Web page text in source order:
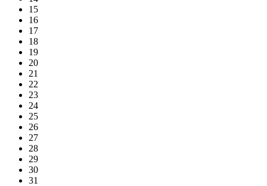
15
16
17
18
19
20
21
22
23
24
25
26
27
28
29
30
31